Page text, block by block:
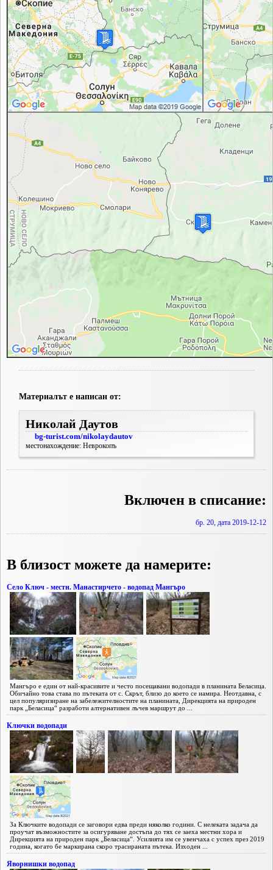
Материалът е написан от:
Николай Даутов
bg-turist.com/nikolaydautov
местонахождение: Неврокопъ
Включен в списание:
бр. 20, дата 2019-12-12
В близост можете да намерите:
Село Ключ - местн. Манастирчето - водопад Мангъро
Мангъро е един от най-красивите и често посещавани водопади в планината Беласица.
Обичайно това става по пътеката от с. Скрът, близо до което се намира. Неотдавна, с
цел популяризиране на забележителностите на планината, Дирекцията на природен
парк „Беласица“ разработи алтернативен лъчев маршрут до ...
Ключки водопади
За Ключките водопади се заговори едва преди няколко години. С нелеката задача да
проучат възможностите за осигуряване достъпа до тях се заеха местни хора и
Дирекцията на природен парк „Беласица“. Усилията им се увенчаха с успех през 2019
година, когато бе маркирана скоро трасираната пътека. Изходен ...
Яворнишки водопад